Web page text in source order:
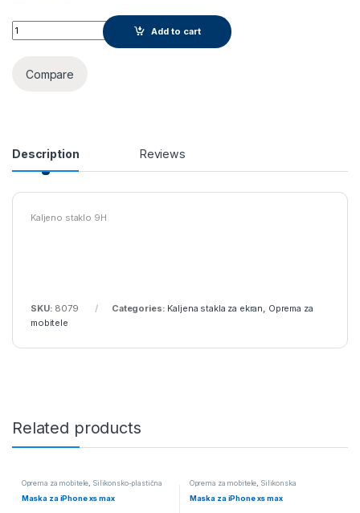
Kaljeno za ekran minote 10, pro quantity
Add to cart
Compare
Description Reviews
Kaljeno staklo 9H
SKU: 8079 Categories: Kaljena stakla za ekran
Oprema za
mobitele
Related products
Oprema za mobitele Silikonsko-plastična
Maska za iPhone xs max
Oprema za mobitele Silikonska
Maska za iPhone xs max